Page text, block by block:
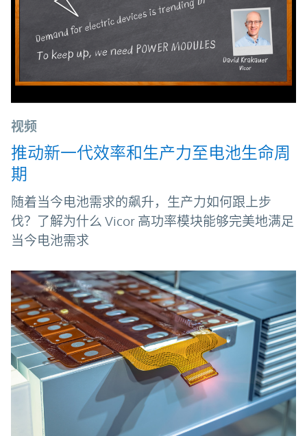
视频
推动新一代效率和生产力至电池生命周
期
随着当今电池需求的飙升，生产力如何跟上步
伐？了解为什么 Vicor 高功率模块能够完美地满足
当今电池需求